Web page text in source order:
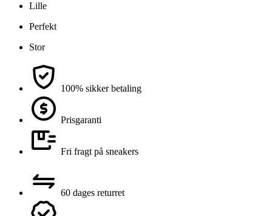
Lille
Perfekt
Stor
100% sikker betaling
Prisgaranti
Fri fragt på sneakers
60 dages returret